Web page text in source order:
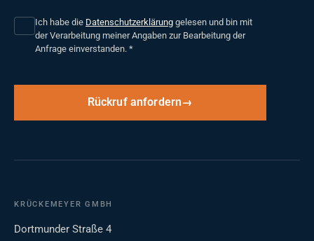
Ich habe die Datenschutzerklärung gelesen und bin mit
der Verarbeitung meiner Angaben zur Bearbeitung der
Anfrage einverstanden. *
Rückruf anfordern
KRÜCKEMEYER GMBH
Dortmunder Straße 4